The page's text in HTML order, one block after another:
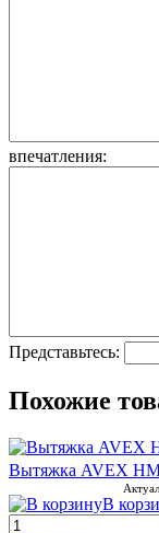
впечатления:
Представьтесь:
Похожие
Вытяжка AVEX
В